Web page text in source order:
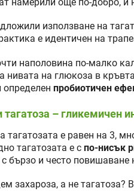
намерили още по-добро, и
използване на
е идентичен на
наполовина по-малко
нивата на глюкоза в
пробиотичен
тагатоза – гликемичен
тагатозата е равен на 3,
тагатозата е с по-нисък
бързо и често
захароза, а не тагатоза?